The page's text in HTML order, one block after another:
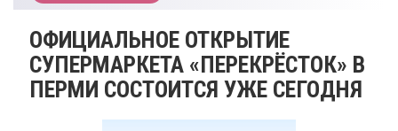
ОФИЦИАЛЬНОЕ ОТКРЫТИЕ
СУПЕРМАРКЕТА «ПЕРЕКРЁСТОК» В
ПЕРМИ СОСТОИТСЯ УЖЕ СЕГОДНЯ